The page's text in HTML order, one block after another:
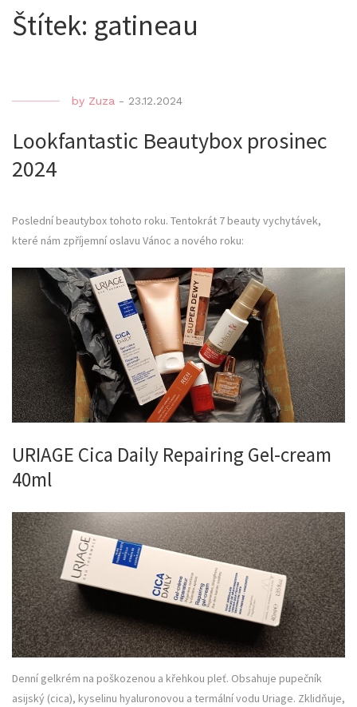
Štítek: gatineau
by Zuza - 23.12.2024
Lookfantastic Beautybox prosinec
2024
Poslední beautybox tohoto roku. Tentokrát 7 beauty vychytávek,
které nám zpříjemní oslavu Vánoc a nového roku:
URIAGE Cica Daily Repairing Gel-cream
40ml
Denní gelkrém na poškozenou a křehkou pleť. Obsahuje pupečník
asijský (cica), kyselinu hyaluronovou a termální vodu Uriage. Zklidňuje,